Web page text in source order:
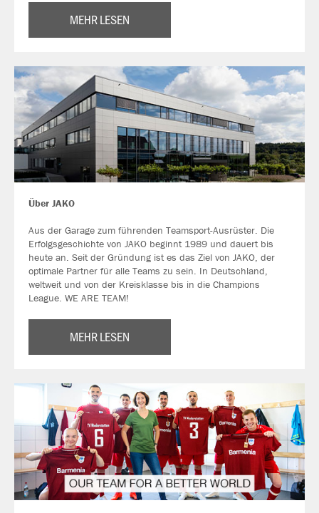
MEHR LESEN
Über JAKO
Aus der Garage zum führenden Teamsport-Ausrüster. Die
Erfolgsgeschichte von JAKO beginnt 1989 und dauert bis
heute an. Seit der Gründung ist es das Ziel von JAKO, der
optimale Partner für alle Teams zu sein. In Deutschland,
weltweit und von der Kreisklasse bis in die Champions
League. WE ARE TEAM!
MEHR LESEN